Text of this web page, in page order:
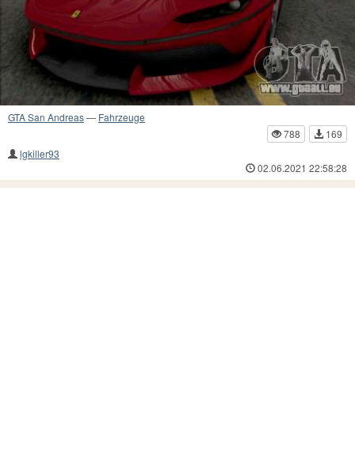
GTA San Andreas— Fahrzeuge
788
169
lgkiller93
02.06.2021 22:58:28